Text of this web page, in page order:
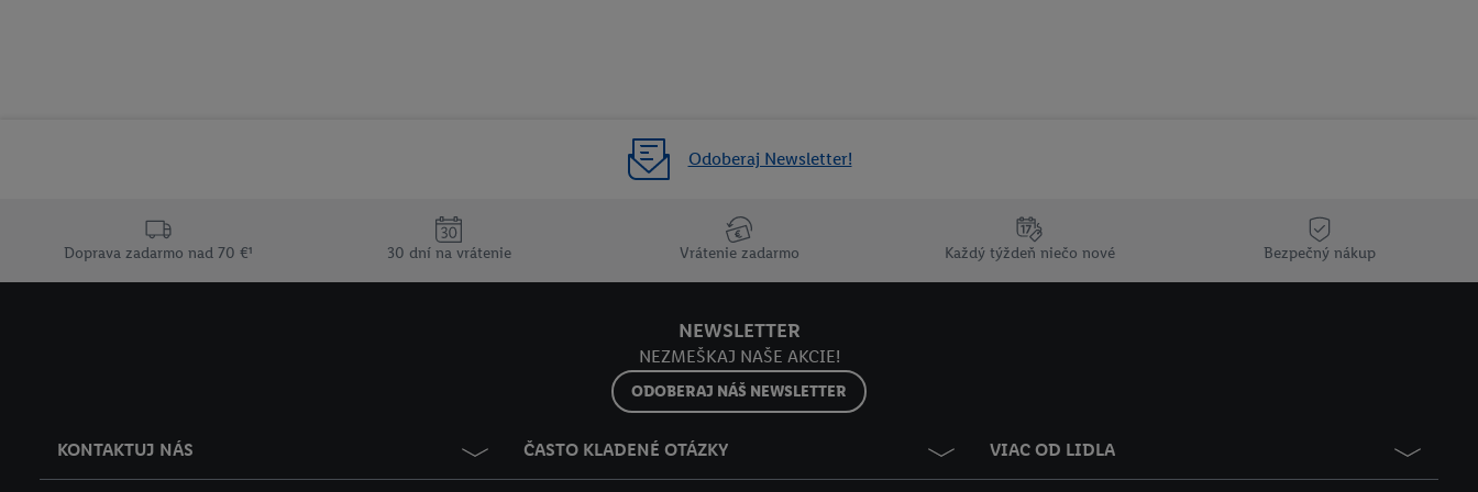
Odoberaj Newsletter!
Doprava zadarmo nad 70 €¹ 30 dní na vrátenie Vrátenie zadarmo Každý týždeň niečo nové Bezpečný nákup
NEWSLETTER
NEZMEŠKAJ NAŠE AKCIE!
ODOBERAJ NÁŠ NEWSLETTER
KONTAKTUJ NÁS ČASTO KLADENÉ OTÁZKY VIAC OD LIDLA